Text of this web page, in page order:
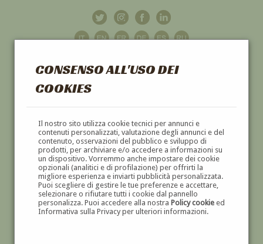
CONSENSO ALL'USO DEI
COOKIES
Il nostro sito utilizza cookie tecnici per annunci e
contenuti personalizzati, valutazione degli annunci e del
contenuto, osservazioni del pubblico e sviluppo di
prodotti, per archiviare e/o accedere a informazioni su
un dispositivo. Vorremmo anche impostare dei cookie
opzionali (analitici e di profilazione) per offrirti la
migliore esperienza e inviarti pubblicità personalizzata.
Puoi scegliere di gestire le tue preferenze e accettare,
selezionare o rifiutare tutti i cookie dal pannello
personalizza. Puoi accedere alla nostra Policy cookieed
Informativa sulla Privacy per ulteriori informazioni.
GALLERIAD'ARTE
DIPINTI E SCULTURE '800 E '900